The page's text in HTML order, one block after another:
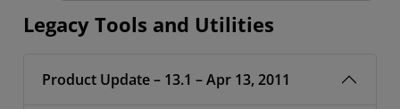
Legacy Tools and Utilities
Product Update – 13.1 – Apr 13, 2011